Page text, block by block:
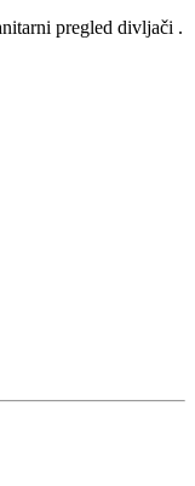
pregled divljači .